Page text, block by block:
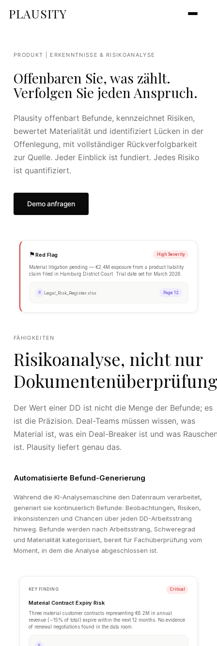
PLAUSITY
PRODUKT | ERKENNTNISSE & RISIKOANALYSE
Offenbaren Sie, was zählt.
Verfolgen Sie jeden Anspruch.
Plausity offenbart Befunde, kennzeichnet Risiken,
bewertet Materialität und identifiziert Lücken in der
Offenlegung, mit vollständiger Rückverfolgbarkeit
zur Quelle. Jeder Einblick ist fundiert. Jedes Risiko
ist quantifiziert.
Demo anfragen
⚑Red Flag
Material litigation pending — €2.4M exposure from a
claim filed in Hamburg District Court. Trial date set for
📄 Legal_Risk_Register.xlsx
FÄHIGKEITEN
Risikoanalyse, nicht nur
Der Wert einer DD ist nicht die Menge der Befunde; es
ist die Präzision. Deal-Teams müssen wissen, was
Material ist, was ein Deal-Breaker ist und was
ist. Plausity liefert genau das.
Automatisierte Befund-Generierung
Während die KI-Analysemaschine den Datenraum verarbeitet,
generiert sie kontinuierlich Befunde: Beobachtungen, Risiken,
Inkonsistenzen und Chancen über jeden DD-Arbeitsstrang
hinweg. Befunde werden nach Arbeitsstrang, Schweregrad
und Materialität kategorisiert, bereit für Fachüberprüfung vom
Moment, in dem die Analyse abgeschlossen ist.